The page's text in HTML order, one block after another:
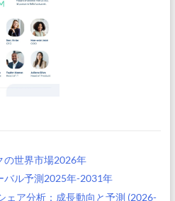
の世界市場2026年
バル予測2025年-2031年
ェア分析：成長動向と予測 (2026-